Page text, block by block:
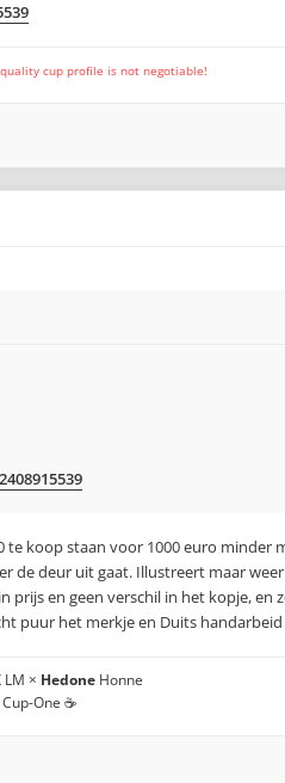
cup profile is not negotiable!
koop staan voor 1000 euro minder
de deur uit gaat. Illustreert maar
prijs en geen verschil in het kopje,
puur het merkje en Duits
LM × Hedone Honne
Cup-One ☕